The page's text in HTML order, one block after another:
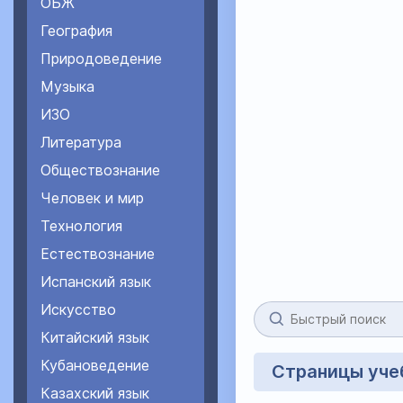
География
Природоведение
Музыка
ИЗО
Литература
Обществознание
Человек и мир
Технология
Естествознание
Испанский язык
Искусство
Китайский язык
Кубановедение
Казахский язык
Страницы